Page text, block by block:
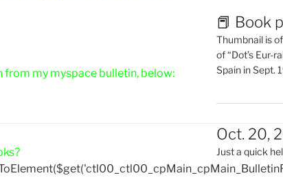
my myspace bulletin, below:
📕 Book
Thumbnail is
of “Dot’s Eur-
Spain in Sept.
Oct. 20,
Just a quick